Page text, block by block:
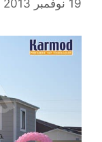
19 نوفمبر 2013